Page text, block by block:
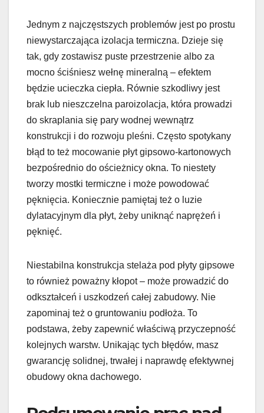
Jednym z najczęstszych problemów jest po prostu
niewystarczająca izolacja termiczna. Dzieje się
tak, gdy zostawisz puste przestrzenie albo za
mocno ściśniesz wełnę mineralną – efektem
będzie ucieczka ciepła. Równie szkodliwy jest
brak lub nieszczelna paroizolacja, która prowadzi
do skraplania się pary wodnej wewnątrz
konstrukcji i do rozwoju pleśni. Często spotykany
błąd to też mocowanie płyt gipsowo-kartonowych
bezpośrednio do ościeżnicy okna. To niestety
tworzy mostki termiczne i może powodować
pęknięcia. Koniecznie pamiętaj też o luzie
dylatacyjnym dla płyt, żeby uniknąć naprężeń i
pęknięć.
Niestabilna konstrukcja stelaża pod płyty gipsowe
to również poważny kłopot – może prowadzić do
odkształceń i uszkodzeń całej zabudowy. Nie
zapominaj też o gruntowaniu podłoża. To
podstawa, żeby zapewnić właściwą przyczepność
kolejnych warstw. Unikając tych błędów, masz
gwarancję solidnej, trwałej i naprawdę efektywnej
obudowy okna dachowego.